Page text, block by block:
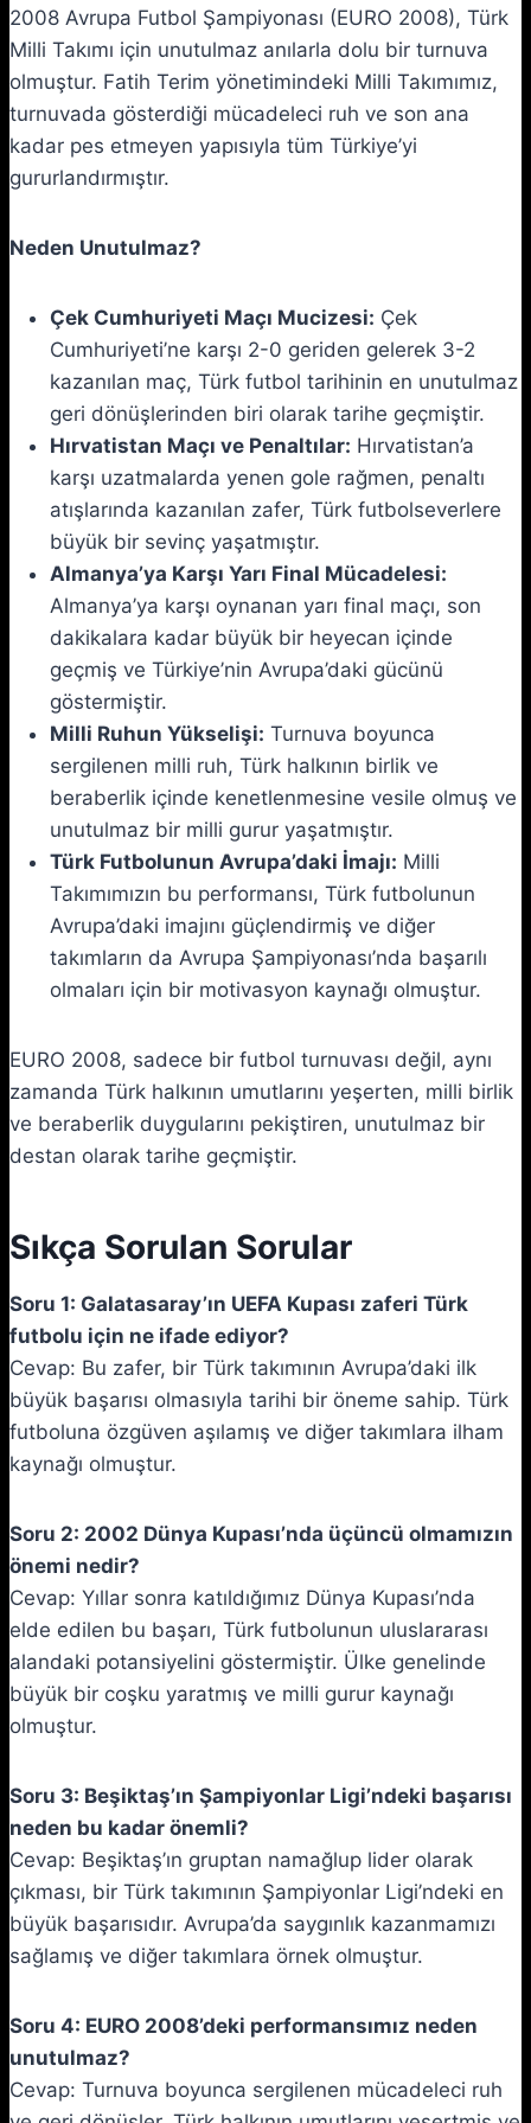
2008 Avrupa Futbol Şampiyonası (EURO 2008), Türk
Milli Takımı için unutulmaz anılarla dolu bir turnuva
olmuştur. Fatih Terim yönetimindeki Milli Takımımız,
turnuvada gösterdiği mücadeleci ruh ve son ana
kadar pes etmeyen yapısıyla tüm Türkiye’yi
gururlandırmıştır.
Neden Unutulmaz?
Çek Cumhuriyeti Maçı Mucizesi: Çek
Cumhuriyeti’ne karşı 2-0 geriden gelerek 3-2
kazanılan maç, Türk futbol tarihinin en unutulmaz
geri dönüşlerinden biri olarak tarihe geçmiştir.
Hırvatistan Maçı ve Penaltılar: Hırvatistan’a
karşı uzatmalarda yenen gole rağmen, penaltı
atışlarında kazanılan zafer, Türk futbolseverlere
büyük bir sevinç yaşatmıştır.
Almanya’ya Karşı Yarı Final Mücadelesi:
Almanya’ya karşı oynanan yarı final maçı, son
dakikalara kadar büyük bir heyecan içinde
geçmiş ve Türkiye’nin Avrupa’daki gücünü
göstermiştir.
Milli Ruhun Yükselişi: Turnuva boyunca
sergilenen milli ruh, Türk halkının birlik ve
beraberlik içinde kenetlenmesine vesile olmuş ve
unutulmaz bir milli gurur yaşatmıştır.
Türk Futbolunun Avrupa’daki İmajı: Milli
Takımımızın bu performansı, Türk futbolunun
Avrupa’daki imajını güçlendirmiş ve diğer
takımların da Avrupa Şampiyonası’nda başarılı
olmaları için bir motivasyon kaynağı olmuştur.
EURO 2008, sadece bir futbol turnuvası değil, aynı
zamanda Türk halkının umutlarını yeşerten, milli birlik
ve beraberlik duygularını pekiştiren, unutulmaz bir
destan olarak tarihe geçmiştir.
Sıkça Sorulan Sorular
Soru 1: Galatasaray’ın UEFA Kupası zaferi Türk
futbolu için ne ifade ediyor?
Cevap: Bu zafer, bir Türk takımının Avrupa’daki ilk
büyük başarısı olmasıyla tarihi bir öneme sahip. Türk
futboluna özgüven aşılamış ve diğer takımlara ilham
kaynağı olmuştur.
Soru 2: 2002 Dünya Kupası’nda üçüncü olmamızın
önemi nedir?
Cevap: Yıllar sonra katıldığımız Dünya Kupası’nda
elde edilen bu başarı, Türk futbolunun uluslararası
alandaki potansiyelini göstermiştir. Ülke genelinde
büyük bir coşku yaratmış ve milli gurur kaynağı
olmuştur.
Soru 3: Beşiktaş’ın Şampiyonlar Ligi’ndeki başarısı
neden bu kadar önemli?
Cevap: Beşiktaş’ın gruptan namağlup lider olarak
çıkması, bir Türk takımının Şampiyonlar Ligi’ndeki en
büyük başarısıdır. Avrupa’da saygınlık kazanmamızı
sağlamış ve diğer takımlara örnek olmuştur.
Soru 4: EURO 2008’deki performansımız neden
unutulmaz?
Cevap: Turnuva boyunca sergilenen mücadeleci ruh